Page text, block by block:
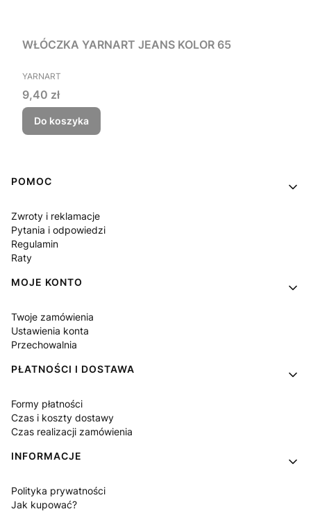
WŁÓCZKA YARNART JEANS KOLOR 65
PRODUCENT
YARNART
Cena
9,40 zł
Do koszyka
Linki w stopce
POMOC
Zwroty i reklamacje
Pytania i odpowiedzi
Regulamin
Raty
MOJE KONTO
Twoje zamówienia
Ustawienia konta
Przechowalnia
PŁATNOŚCI I DOSTAWA
Formy płatności
Czas i koszty dostawy
Czas realizacji zamówienia
INFORMACJE
Polityka prywatności
Jak kupować?